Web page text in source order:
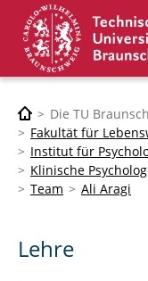
Die TU
Fakultät für
Institut für
Klinische
Team
Ali Aragi
Lehre